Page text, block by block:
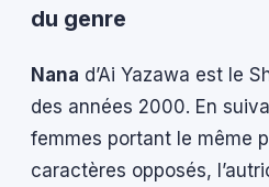
du genre
Nana d’Ai Yazawa est le
des années 2000. En
femmes portant le même
caractères opposés,